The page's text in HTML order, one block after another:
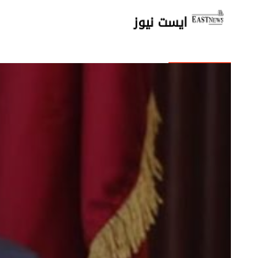
ايست نيوز